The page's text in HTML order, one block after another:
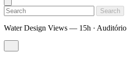
Search
Water Design Views — 15h · Auditório